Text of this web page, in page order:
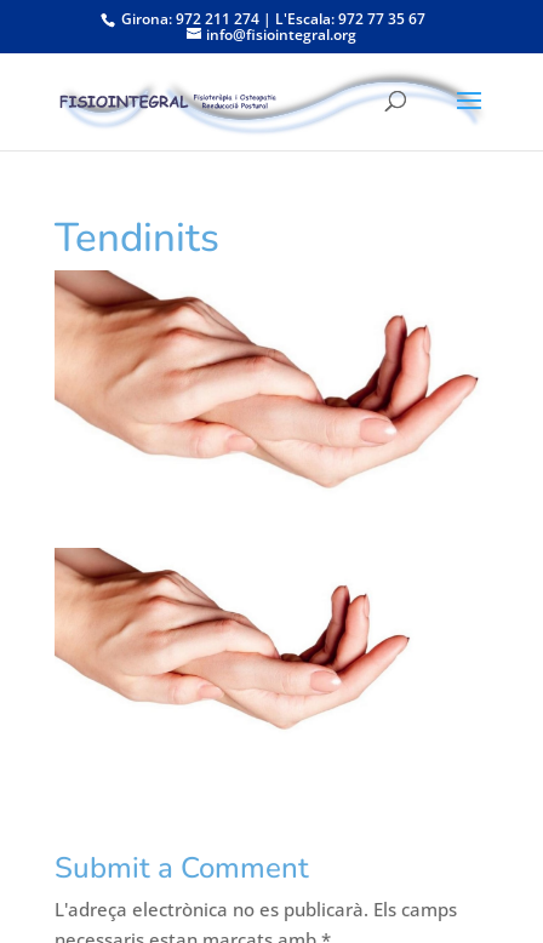
Girona: 972 211 274 | L'Escala: 972 77 35 67
info@fisiointegral.org
Tendinits
Submit a Comment
L'adreça electrònica no es publicarà. Els camps